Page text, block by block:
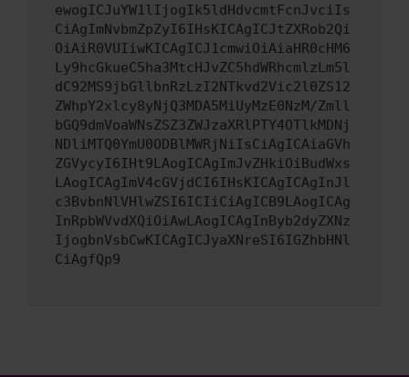
ewogICJuYW1lIjogIk5ldHdvcmtFcnJvciIs
CiAgImNvbmZpZyI6IHsKICAgICJtZXRob2Qi
OiAiR0VUIiwKICAgICJ1cmwiOiAiaHR0cHM6
Ly9hcGkueC5ha3MtcHJvZC5hdWRhcmlzLm5l
dC92MS9jbGllbnRzLzI2NTkvd2Vic2l0ZS12
ZWhpY2xlcy8yNjQ3MDA5MiUyMzE0NzM/Zmll
bGQ9dmVoaWNsZSZ3ZWJzaXRlPTY4OTlkMDNj
NDliMTQ0YmU0ODBlMWRjNiIsCiAgICAiaGVh
ZGVycyI6IHt9LAogICAgImJvZHkiOiBudWxs
LAogICAgImV4cGVjdCI6IHsKICAgICAgInJl
c3BvbnNlVHlwZSI6ICIiCiAgICB9LAogICAg
InRpbWVvdXQiOiAwLAogICAgInByb2dyZXNz
IjogbnVsbCwKICAgICJyaXNreSI6IGZhbHNl
CiAgfQp9